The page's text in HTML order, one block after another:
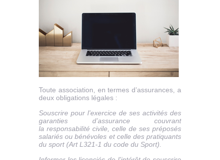
Toute association, en termes d’assurances, a
deux obligations légales :
Souscrire pour l’exercice de ses activités des
garanties d’assurance couvrant
la responsabilité civile, celle de ses préposés
salariés ou bénévoles et celle des pratiquants
du sport (Art L321-1 du code du Sport).